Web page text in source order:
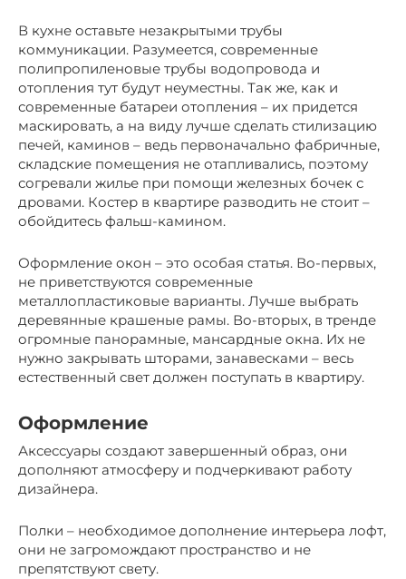
В кухне оставьте незакрытыми трубы
коммуникации. Разумеется, современные
полипропиленовые трубы водопровода и
отопления тут будут неуместны. Так же, как и
современные батареи отопления – их придется
маскировать, а на виду лучше сделать стилизацию
печей, каминов – ведь первоначально фабричные,
складские помещения не отапливались, поэтому
согревали жилье при помощи железных бочек с
дровами. Костер в квартире разводить не стоит –
обойдитесь фальш-камином.
Оформление окон – это особая статья. Во-первых,
не приветствуются современные
металлопластиковые варианты. Лучше выбрать
деревянные крашеные рамы. Во-вторых, в тренде
огромные панорамные, мансардные окна. Их не
нужно закрывать шторами, занавесками – весь
естественный свет должен поступать в квартиру.
Оформление
Аксессуары создают завершенный образ, они
дополняют атмосферу и подчеркивают работу
дизайнера.
Полки – необходимое дополнение интерьера лофт,
они не загромождают пространство и не
препятствуют свету.